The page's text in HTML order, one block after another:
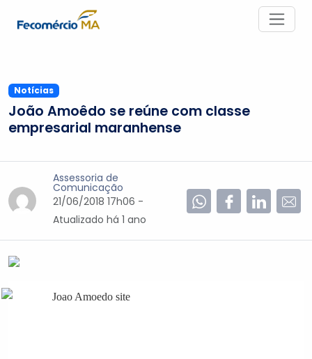
Notícias
João Amoêdo se reúne com classe
empresarial maranhense
Assessoria de
Comunicação
21/06/2018 17h06 -
Atualizadohá 1 ano